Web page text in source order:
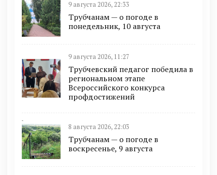
9 августа 2026, 22:33
Трубчанам — о погоде в
понедельник, 10 августа
9 августа 2026, 11:27
Трубчевский педагог победила в
региональном этапе
Всероссийского конкурса
профдостижений
8 августа 2026, 22:03
Трубчанам — о погоде в
воскресенье, 9 августа